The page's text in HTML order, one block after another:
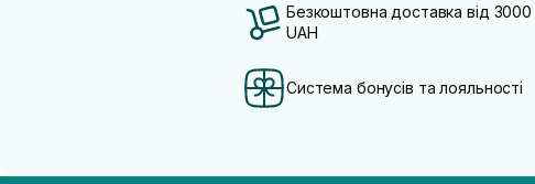
Безкоштовна доставка від 3000
UAH
Система бонусів та лояльності